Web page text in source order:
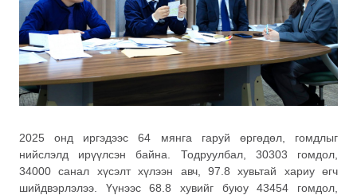
2025 онд иргэдээс 64 мянга гаруй өргөдөл, гомдлыг
нийслэлд ирүүлсэн байна. Тодруулбал, 30303 гомдол,
34000 санал хүсэлт хүлээн авч, 97.8 хувьтай хариу өгч
шийдвэрлэлээ. Үүнээс 68.8 хувийг буюу 43454 гомдол,